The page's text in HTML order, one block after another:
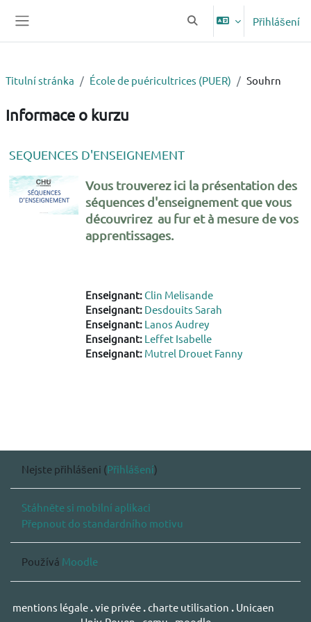
Přepnout vyhledávání
Přihlášení
Titulní stránka École de puéricultrices (PUER) Souhrn
Informace o kurzu
SEQUENCES D'ENSEIGNEMENT
Vous trouverez ici la présentation des
séquences d'enseignement que vous
découvrirez au fur et à mesure de vos
apprentissages.
Enseignant:Clin Melisande
Enseignant: Desdouits Sarah
Enseignant: Lanos Audrey
Enseignant: Leffet Isabelle
Enseignant: Mutrel Drouet Fanny
Nejste přihlášeni (Přihlášení)
Stáhněte si mobilní aplikaci
Přepnout do standardního motivu
Používá Moodle
mentions légale .vie privée .charte utilisation . Unicaen